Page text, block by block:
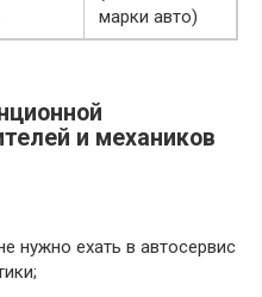
марки авто)
и механиков
нужно ехать в автосервис